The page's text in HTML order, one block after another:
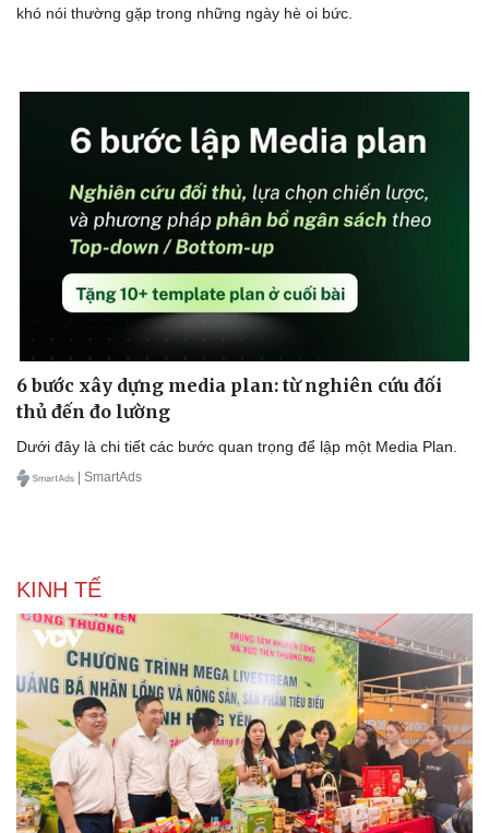
khó nói thường gặp trong những ngày hè oi bức.
6 bước xây dựng media plan: từ nghiên cứu đối
thủ đến đo lường
Dưới đây là chi tiết các bước quan trọng để lập một Media Plan.
| SmartAds
KINH TẾ